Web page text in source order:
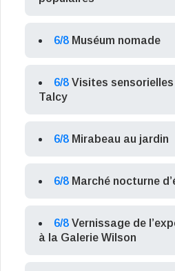
6/8 Muséum nomade
6/8 Visites
Talcy
6/8 Mirabeau au jardin
6/8 Marché nocturne
6/8 Vernissage de
à la Galerie Wilson